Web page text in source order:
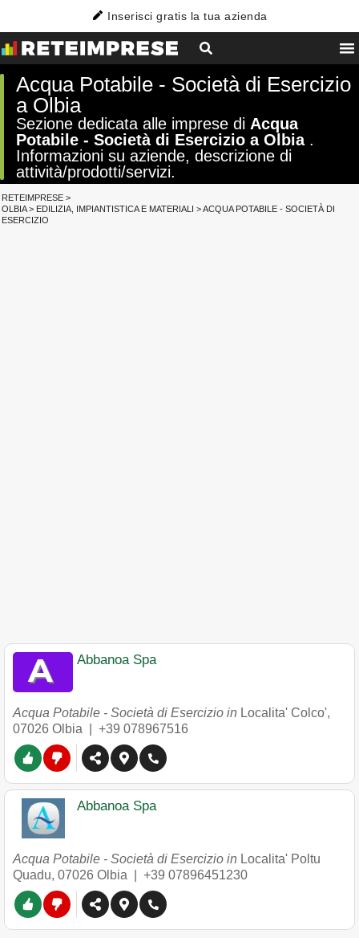
Inserisci gratis la tua azienda
Acqua Potabile - Società di Esercizio
a Olbia
Sezione dedicata alle imprese di Acqua
Potabile - Società di Esercizio a Olbia.
Informazioni su aziende, descrizione di
attività/prodotti/servizi.
RETEIMPRESE >
OLBIA> EDILIZIA, IMPIANTISTICA E MATERIALI >ACQUA POTABILE - SOCIETÀ DI
ESERCIZIO
Abbanoa Spa
Acqua Potabile - Società di Esercizio in Localita' Colco',
07026 Olbia +39 078967516
Abbanoa Spa
Acqua Potabile - Società di Esercizio in Localita' Poltu
Quadu, 07026 Olbia +39 07896451230